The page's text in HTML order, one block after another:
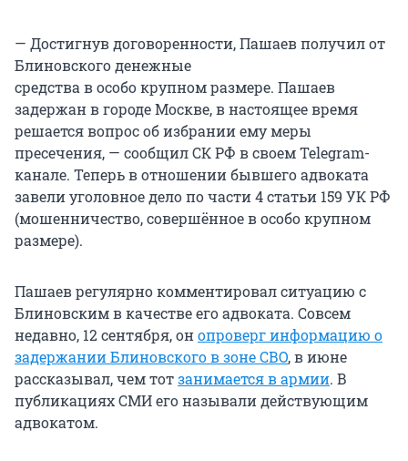
— Достигнув договоренности, Пашаев получил от
Блиновского денежные
средства в особо крупном размере. Пашаев
задержан в городе Москве, в настоящее время
решается вопрос об избрании ему меры
пресечения, — сообщил СК РФ в своем Telegram-
канале. Теперь в отношении бывшего адвоката
завели уголовное дело по части 4 статьи 159 УК РФ
(мошенничество, совершённое в особо крупном
размере).
Пашаев регулярно комментировал ситуацию с
Блиновским в качестве его адвоката. Совсем
недавно, 12 сентября, онопроверг информацию о
задержании Блиновского в зоне СВО, в июне
рассказывал, чем тотзанимается в армии. В
публикациях СМИ его называли действующим
адвокатом.